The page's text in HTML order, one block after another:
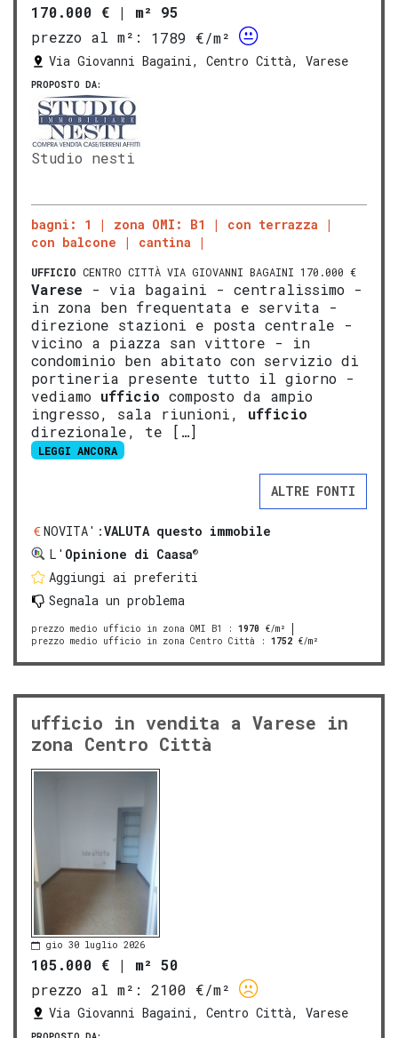
170.000 € | m² 95
prezzo al m²:
1789 €/m²
Via Giovanni Bagaini, Centro Città, Varese
PROPOSTO DA:
Studio nesti
bagni: 1 zona OMI: B1
con terrazza
con balcone
cantina
UFFICIO CENTRO CITTÀ VIA GIOVANNI BAGAINI 170.000 €
Varese - via bagaini - centralissimo -
in zona ben frequentata e servita -
direzione stazioni e posta centrale -
vicino a piazza san vittore - in
condominio ben abitato con servizio di
portineria presente tutto il giorno -
vediamo ufficio composto da ampio
ingresso, sala riunioni, ufficio
direzionale, te […]
LEGGI ANCORA
ALTRE FONTI
NOVITA':VALUTA questo immobile
L' Opinione di Caasa®
Aggiungi ai preferiti
Segnala un problema
prezzo medio ufficio in zona OMI B1 : 1970 €/m²
prezzo medio ufficio in zona Centro Città : 1752 €/m²
ufficio in vendita a Varese in
zona Centro Città
gio 30 luglio 2026
105.000 € | m² 50
prezzo al m²:
2100 €/m²
Via Giovanni Bagaini, Centro Città, Varese